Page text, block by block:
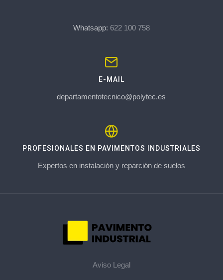
Whatsapp: 622 100 758
E-MAIL
departamentotecnico@polytec.es
PROFESIONALES EN PAVIMENTOS INDUSTRIALES
Expertos en instalación y reparción de suelos
Aviso Legal